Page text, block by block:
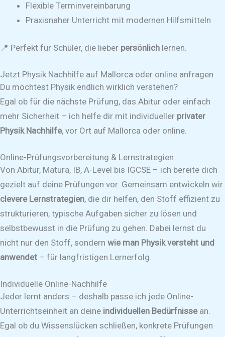
Flexible Terminvereinbarung
Praxisnaher Unterricht mit modernen Hilfsmitteln
📍 Perfekt für Schüler, die lieber persönlich lernen.
Jetzt Physik Nachhilfe auf Mallorca oder online anfragen
Du möchtest Physik endlich wirklich verstehen?
Egal ob für die nächste Prüfung, das Abitur oder einfach
mehr Sicherheit – ich helfe dir mit individueller privater
Physik Nachhilfe, vor Ort auf Mallorca oder online.
Online-Prüfungsvorbereitung & Lernstrategien
Von Abitur, Matura, IB, A-Level bis IGCSE – ich bereite dich
gezielt auf deine Prüfungen vor. Gemeinsam entwickeln wir
clevere Lernstrategien, die dir helfen, den Stoff effizient zu
strukturieren, typische Aufgaben sicher zu lösen und
selbstbewusst in die Prüfung zu gehen. Dabei lernst du
nicht nur den Stoff, sondern wie man Physik versteht und
anwendet – für langfristigen Lernerfolg.
Individuelle Online-Nachhilfe
Jeder lernt anders – deshalb passe ich jede Online-
Unterrichtseinheit an deine individuellen Bedürfnissean.
Egal ob du Wissenslücken schließen, konkrete Prüfungen